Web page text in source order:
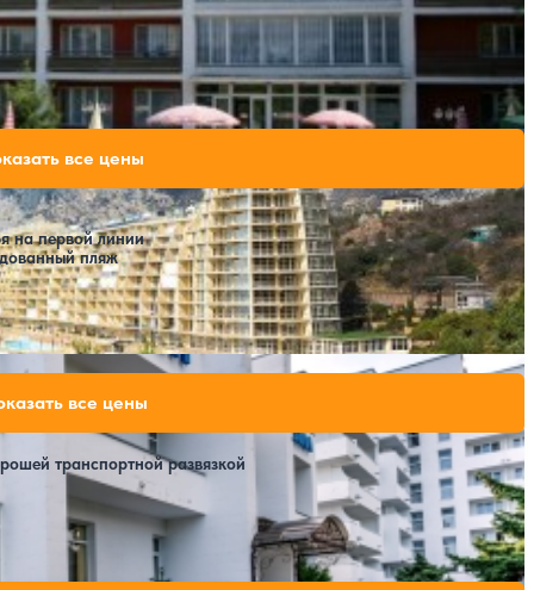
на первой линии
пляж
Расстояние до пляжа: 30 метров.
110,670 ₽
за 7 ночей, 2 взрослых
110,670 ₽
за 7 ночей, 2 взрослых
все цены
транспортной развязкой
103,600 ₽
все цены